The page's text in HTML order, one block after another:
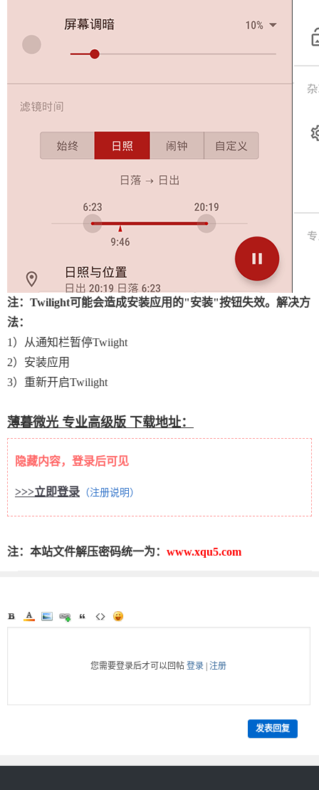
注：Twilight可能会造成安装应用的"安装"按钮失效。解决方
法：
1）从通知栏暂停Twiight
2）安装应用
3）重新开启Twilight
薄暮微光 专业高级版 下载地址：
隐藏内容，登录后可见
>>>立即登录 （注册说明）
注：本站文件解压密码统一为： www.xqu5.com
您需要登录后才可以回帖登录 |注册
发表回复